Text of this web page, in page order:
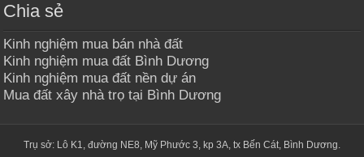
Chia sẻ
Kinh nghiệm mua bán nhà đất
Kinh nghiệm mua đất Bình Dương
Kinh nghiệm mua đất nền dự án
Mua đất xây nhà trọ tại Bình Dương
Trụ sở: Lô K1, đường NE8, Mỹ Phước 3, kp 3A, tx Bến Cát, Bình Dương.